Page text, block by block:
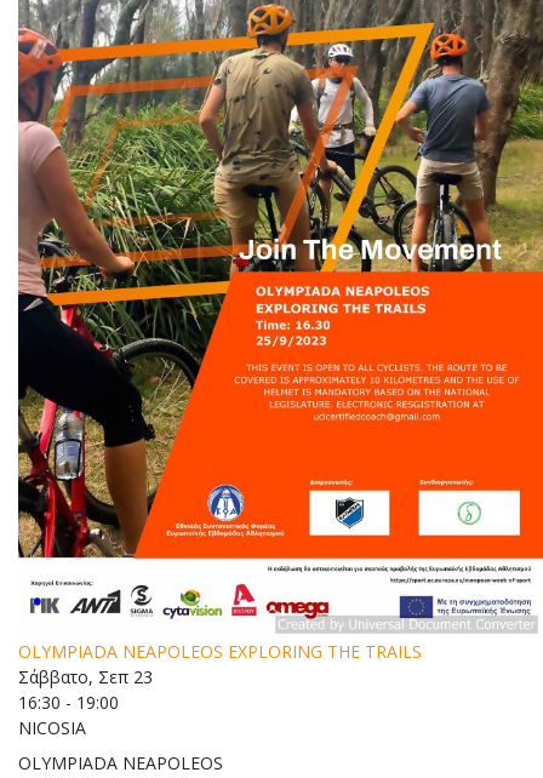
OLYMPIADA NEAPOLEOS EXPLORING THE TRAILS
Σάββατο, Σεπ 23
16:30 - 19:00
NICOSIA
OLYMPIADA NEAPOLEOS